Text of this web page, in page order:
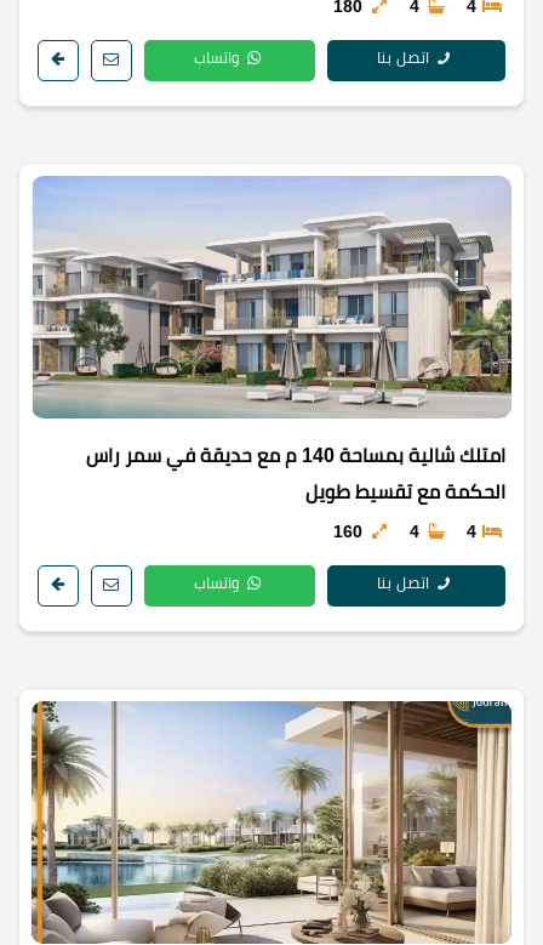
4
4
180
اتصل بنا واتساب
امتلك شالية بمساحة 140 م مع حديقة في سمر راس
الحكمة مع تقسيط طويل
4
4
160
اتصل بنا واتساب